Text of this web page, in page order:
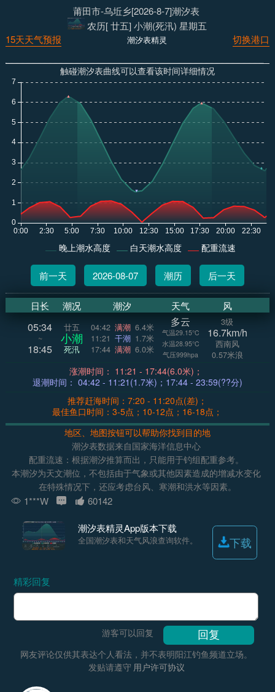
莆田市-乌坵乡[2026-8-7]潮汐表
农历[ 廿五] 小潮(死汛) 星期五
切换港口
潮汐表精灵
15天天气预报
触碰潮汐表曲线可以查看该时间详细情况
晚上潮水高度 白天潮水高度 配重流速
前一天 2026-08-07 潮历 后一天
日长 潮况 潮汐 天气 风
05:34
~
18:45
廿五
小潮
死汛
04:42 满潮 6.4米
11:21 干潮 1.7米
17:44 满潮 6.0米
多云
气温29.15°C
水温28.95°C
气压999hpa
3级
16.7km/h
西南风
0.57米浪
涨潮时间： 11:21 - 17:44(6.0米)；
退潮时间： 04:42 - 11:21(1.7米)；17:44 - 23:59(??分)
推荐赶海时间：7:20 - 11:20点(差)；
最佳鱼口时间：3-5点；10-12点；16-18点；
地区、地图按钮可以帮助你找到目的地
潮汐表数据来自国家海洋信息中心
配重流速：根据潮汐推算而出，只能用于钓组配重参考。
本潮汐为天文潮位，不包括由于气象或其他因素造成的增减水变化
在特殊情况下，还应考虑台风、寒潮和洪水等因素。
1***W 60142
潮汐表精灵App版本下载
全国潮汐表和天气风浪查询软件。 下载
精彩回复
游客可以回复
网友评论仅供其表达个人看法，并不表明阳江钓鱼频道立场。
发贴请遵守 用户许可协议